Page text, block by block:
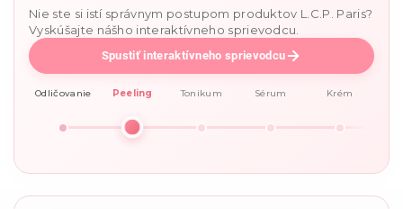
Nie ste si istí správnym postupom produktov L.C.P. Paris?
Vyskúšajte nášho interaktívneho sprievodcu.
Spustiť interaktívneho sprievodcu
Odličovanie Peeling Tonikum Sérum Krém